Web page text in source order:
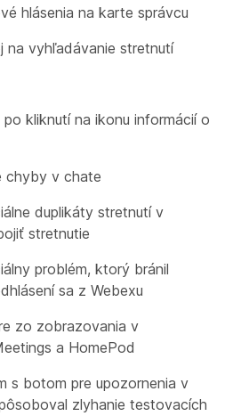
hlásenia na karte správcu
na vyhľadávanie stretnutí
kliknutí na ikonu informácií o
chyby v chate
duplikáty stretnutí v
stretnutie
problém, ktorý bránil
sa z Webexu
zo zobrazovania v
a HomePod
s botom pre upozornenia v
zlyhanie testovacích